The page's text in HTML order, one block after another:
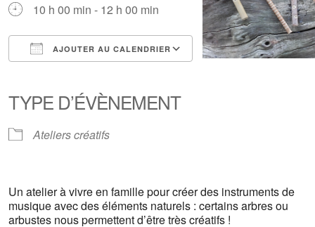
10 h 00 min - 12 h 00 min
AJOUTER AU CALENDRIER
TYPE D’ÉVÈNEMENT
Ateliers créatifs
Un atelier à vivre en famille pour créer des instruments de
musique avec des éléments naturels : certains arbres ou
arbustes nous permettent d’être très créatifs !